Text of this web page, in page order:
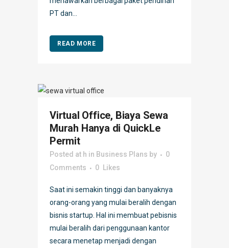
PT dan...
READ MORE
Virtual Office, Biaya Sewa
Murah Hanya di QuickLe
Permit
Posted at h in Business Plans by
0
Comments
0 Likes
Saat ini semakin tinggi dan banyaknya
orang-orang yang mulai beralih dengan
bisnis startup. Hal ini membuat pebisnis
mulai beralih dari penggunaan kantor
secara menetap menjadi dengan